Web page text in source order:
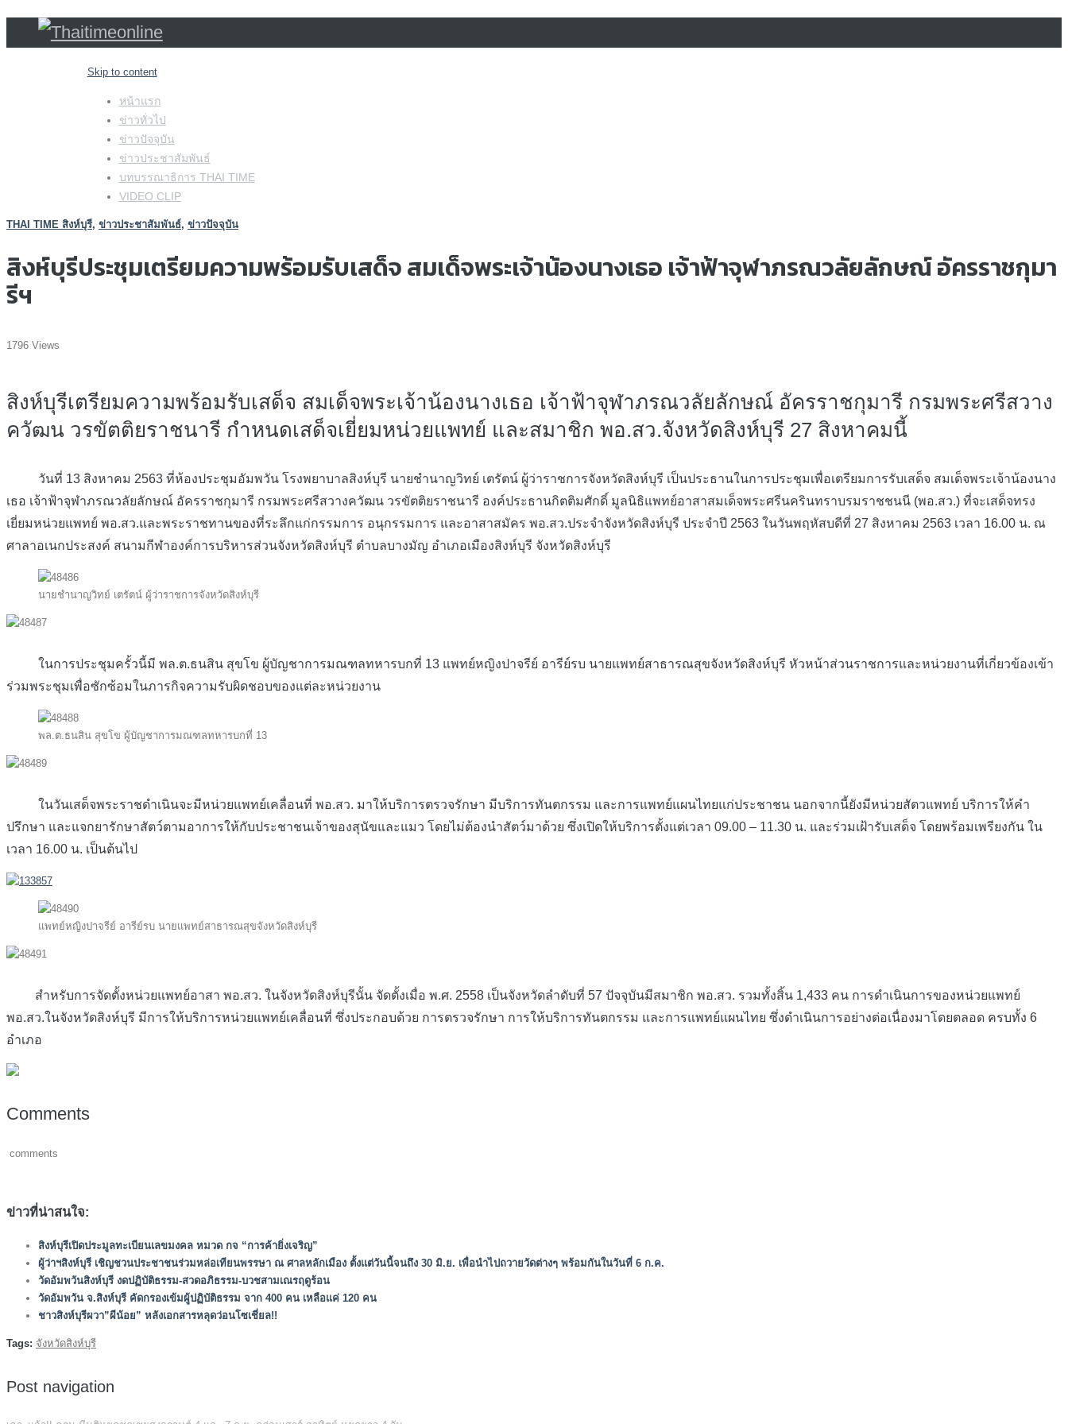
Skip to content
หน้าแรก
ข่าวทั่วไป
ข่าวปัจจุบัน
ข่าวประชาสัมพันธ์
บทบรรณาธิการ THAI TIME
VIDEO CLIP
THAI TIME สิงห์บุรี, ข่าวประชาสัมพันธ์, ข่าวปัจจุบัน
สิงห์บุรีประชุมเตรียมความพร้อมรับเสด็จ สมเด็จพระเจ้าน้องนางเธอ เจ้าฟ้าจุฬาภรณวลัยลักษณ์ อัครราชกุมา
รีฯ
1796 Views
สิงห์บุรีเตรียมความพร้อมรับเสด็จ สมเด็จพระเจ้าน้องนางเธอ เจ้าฟ้าจุฬาภรณวลัยลักษณ์ อัครราชกุมารี กรมพระศรีสวาง
ควัฒน วรขัตติยราชนารี กำหนดเสด็จเยี่ยมหน่วยแพทย์ และสมาชิก พอ.สว.จังหวัดสิงห์บุรี 27 สิงหาคมนี้
วันที่ 13 สิงหาคม 2563 ที่ห้องประชุมอัมพวัน โรงพยาบาลสิงห์บุรี นายชำนาญวิทย์ เตรัตน์ ผู้ว่าราชการจังหวัดสิงห์บุรี เป็นประธานในการประชุมเพื่อเตรียมการรับเสด็จ สมเด็จพระเจ้าน้องนาง
เธอ เจ้าฟ้าจุฬาภรณวลัยลักษณ์ อัครราชกุมารี กรมพระศรีสวางควัฒน วรขัตติยราชนารี องค์ประธานกิตติมศักดิ์ มูลนิธิแพทย์อาสาสมเด็จพระศรีนครินทราบรมราชชนนี (พอ.สว.) ที่จะเสด็จทรง
เยี่ยมหน่วยแพทย์ พอ.สว.และพระราชทานของที่ระลึกแก่กรรมการ อนุกรรมการ และอาสาสมัคร พอ.สว.ประจำจังหวัดสิงห์บุรี ประจำปี 2563 ในวันพฤหัสบดีที่ 27 สิงหาคม 2563 เวลา 16.00 น. ณ
ศาลาอเนกประสงค์ สนามกีฬาองค์การบริหารส่วนจังหวัดสิงห์บุรี ตำบลบางมัญ อำเภอเมืองสิงห์บุรี จังหวัดสิงห์บุรี
นายชำนาญวิทย์ เตรัตน์ ผู้ว่าราชการจังหวัดสิงห์บุรี
ในการประชุมครั้วนี้มี พล.ต.ธนสิน สุขโข ผู้บัญชาการมณฑลทหารบกที่ 13 แพทย์หญิงปาจรีย์ อารีย์รบ นายแพทย์สาธารณสุขจังหวัดสิงห์บุรี หัวหน้าส่วนราชการและหน่วยงานที่เกี่ยวข้องเข้า
ร่วมพระชุมเพื่อซักซ้อมในภารกิจความรับผิดชอบของแต่ละหน่วยงาน
พล.ต.ธนสิน สุขโข ผู้บัญชาการมณฑลทหารบกที่ 13
ในวันเสด็จพระราชดำเนินจะมีหน่วยแพทย์เคลื่อนที่ พอ.สว. มาให้บริการตรวจรักษา มีบริการทันตกรรม และการแพทย์แผนไทยแก่ประชาชน นอกจากนี้ยังมีหน่วยสัตวแพทย์ บริการให้คำ
ปรึกษา และแจกยารักษาสัตว์ตามอาการให้กับประชาชนเจ้าของสุนัขและแมว โดยไม่ต้องนำสัตว์มาด้วย ซึ่งเปิดให้บริการตั้งแต่เวลา 09.00 – 11.30 น. และร่วมเฝ้ารับเสด็จ โดยพร้อมเพรียงกัน ใน
เวลา 16.00 น. เป็นต้นไป
แพทย์หญิงปาจรีย์ อารีย์รบ นายแพทย์สาธารณสุขจังหวัดสิงห์บุรี
สำหรับการจัดตั้งหน่วยแพทย์อาสา พอ.สว. ในจังหวัดสิงห์บุรีนั้น จัดตั้งเมื่อ พ.ศ. 2558 เป็นจังหวัดลำดับที่ 57 ปัจจุบันมีสมาชิก พอ.สว. รวมทั้งสิ้น 1,433 คน การดำเนินการของหน่วยแพทย์
พอ.สว.ในจังหวัดสิงห์บุรี มีการให้บริการหน่วยแพทย์เคลื่อนที่ ซึ่งประกอบด้วย การตรวจรักษา การให้บริการทันตกรรม และการแพทย์แผนไทย ซึ่งดำเนินการอย่างต่อเนื่องมาโดยตลอด ครบทั้ง 6
อำเภอ
Comments
comments
ข่าวที่น่าสนใจ:
สิงห์บุรีเปิดประมูลทะเบียนเลขมงคล หมวด กจ “การค้ายิ่งเจริญ”
ผู้ว่าฯสิงห์บุรี เชิญชวนประชาชนร่วมหล่อเทียนพรรษา ณ ศาลหลักเมือง ตั้งแต่วันนี้จนถึง 30 มิ.ย. เพื่อนำไปถวายวัดต่างๆ พร้อมกันในวันที่ 6 ก.ค.
วัดอัมพวันสิงห์บุรี งดปฏิบัติธรรม-สวดอภิธรรม-บวชสามเณรฤดูร้อน
วัดอัมพวัน จ.สิงห์บุรี คัดกรองเข้มผู้ปฏิบัติธรรม จาก 400 คน เหลือแค่ 120 คน
ชาวสิงห์บุรีผวา”ผีน้อย” หลังเอกสารหลุดว่อนโซเชี่ยล!!
Tags: จังหวัดสิงห์บุรี
Post navigation